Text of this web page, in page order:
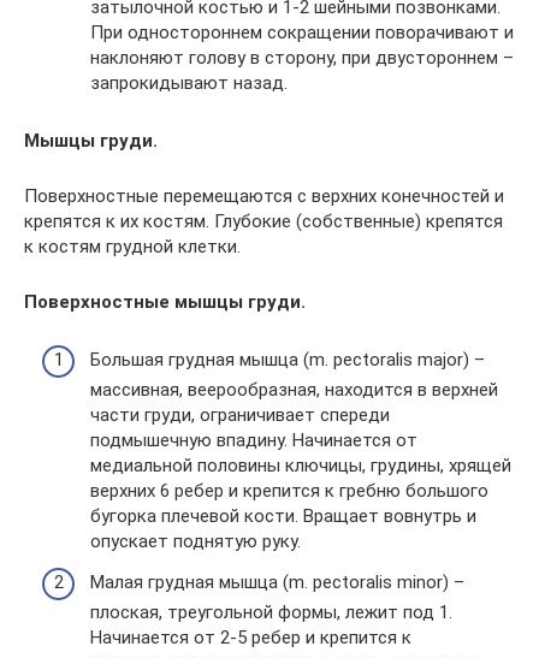
затылочной костью и 1-2 шейными позвонками.
При одностороннем сокращении поворачивают и
наклоняют голову в сторону, при двустороннем –
запрокидывают назад.
Мышцы груди.
Поверхностные перемещаются с верхних конечностей и
крепятся к их костям. Глубокие (собственные) крепятся
к костям грудной клетки.
Поверхностные мышцы груди.
Большая грудная мышца (m. pectoralis major) –
массивная, веерообразная, находится в верхней
части груди, ограничивает спереди
подмышечную впадину. Начинается от
медиальной половины ключицы, грудины, хрящей
верхних 6 ребер и крепится к гребню большого
бугорка плечевой кости. Вращает вовнутрь и
опускает поднятую руку.
Малая грудная мышца (m. pectoralis minor) –
плоская, треугольной формы, лежит под 1.
Начинается от 2-5 ребер и крепится к